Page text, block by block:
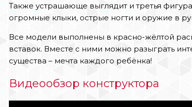
Также устрашающе выглядит и третья
огромные клыки, острые ногти и оружие в
Все модели выполнены в красно-жёлтой
вставок. Вместе с ними можно разыграть
существа – мечта каждого ребёнка!
Видеообзор конструктора